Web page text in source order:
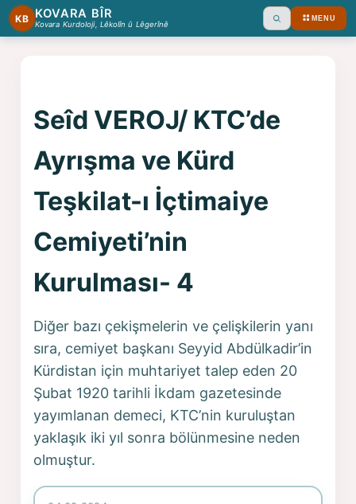
KB KOVARA BÎR
Kovara Kurdoloji, Lêkolîn û Lêgerînê Ara MENU
Seîd VEROJ/ KTC’de
Ayrışma ve Kürd
Teşkilat-ı İçtimaiye
Cemiyeti’nin
Kurulması- 4
Diğer bazı çekişmelerin ve çelişkilerin yanı
sıra, cemiyet başkanı Seyyid Abdülkadir’in
Kürdistan için muhtariyet talep eden 20
Şubat 1920 tarihli İkdam gazetesinde
yayımlanan demeci, KTC’nin kuruluştan
yaklaşık iki yıl sonra bölünmesine neden
olmuştur.